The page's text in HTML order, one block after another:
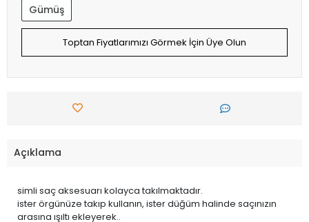
Gümüş
Toptan Fiyatlarımızı Görmek İçin Üye Olun
Açıklama
simli saç aksesuarı kolayca takılmaktadır.
ister örgünüze takıp kullanın, ister düğüm halinde saçınızın
arasına ışıltı ekleyerek..